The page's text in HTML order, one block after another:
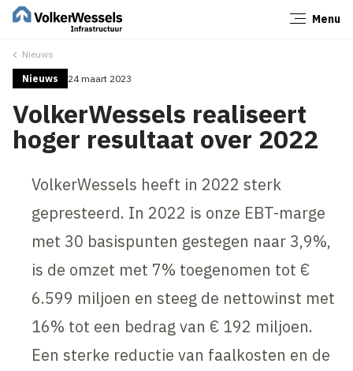
Menu
Nieuws
Nieuws 24 maart 2023
VolkerWessels realiseert
hoger resultaat over 2022
VolkerWessels heeft in 2022 sterk
gepresteerd. In 2022 is onze EBT-marge
met 30 basispunten gestegen naar 3,9%,
is de omzet met 7% toegenomen tot €
6.599 miljoen en steeg de nettowinst met
16% tot een bedrag van € 192 miljoen.
Een sterke reductie van faalkosten en de
Sluiten